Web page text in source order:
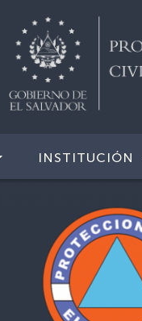
INSTITUCIÓN